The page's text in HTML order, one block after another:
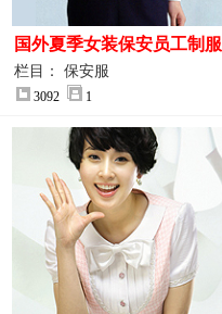
国外夏季女装保安员工制服
装大图
栏目： 保安服
3092 1